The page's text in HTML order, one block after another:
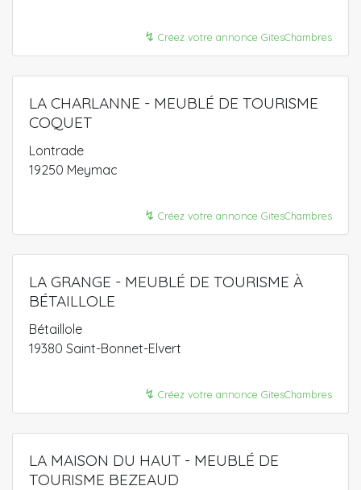
↯ Créez votre annonce GitesChambres
LA CHARLANNE - MEUBLÉ DE TOURISME
COQUET
Lontrade
19250 Meymac
↯ Créez votre annonce GitesChambres
LA GRANGE - MEUBLÉ DE TOURISME À
BÉTAILLOLE
Bétaillole
19380 Saint-Bonnet-Elvert
↯ Créez votre annonce GitesChambres
LA MAISON DU HAUT - MEUBLÉ DE
TOURISME BEZEAUD